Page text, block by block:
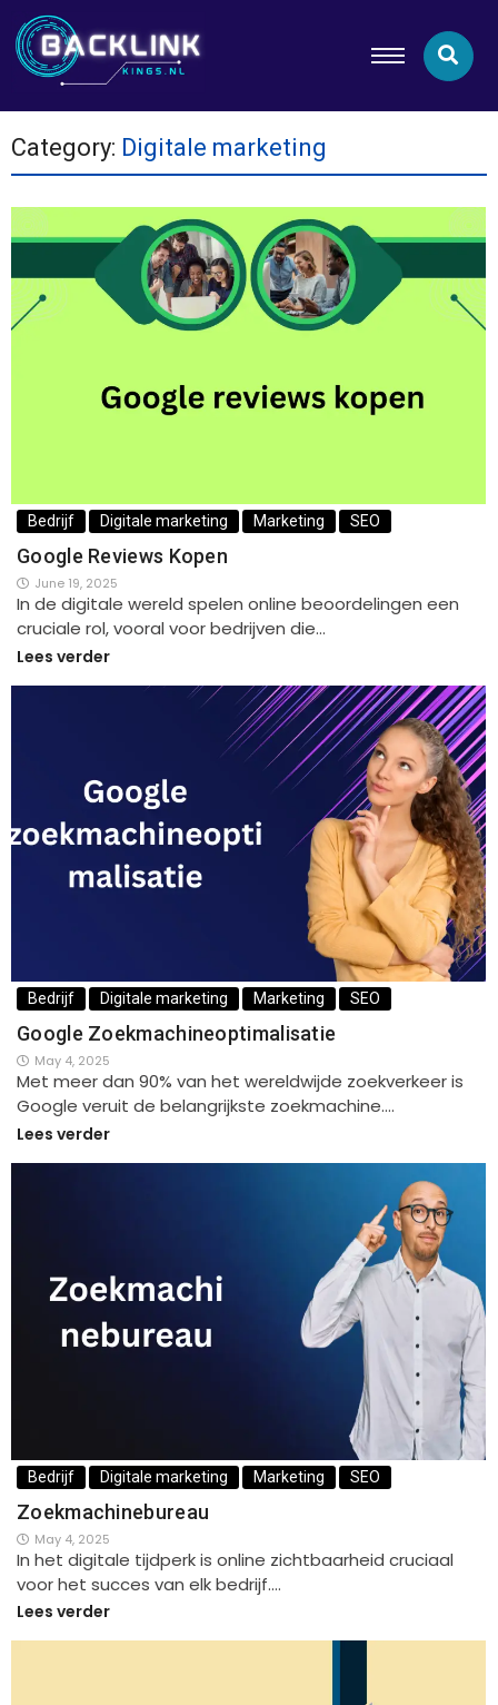
Category: Digitale marketing
Bedrijf Digitale marketing Marketing SEO
Google Reviews Kopen
June 19, 2025
In de digitale wereld spelen online beoordelingen een
cruciale rol, vooral voor bedrijven die…
Lees verder
Bedrijf Digitale marketing Marketing SEO
Google Zoekmachineoptimalisatie
May 4, 2025
Met meer dan 90% van het wereldwijde zoekverkeer is
Google veruit de belangrijkste zoekmachine.…
Lees verder
Bedrijf Digitale marketing Marketing SEO
Zoekmachinebureau
May 4, 2025
In het digitale tijdperk is online zichtbaarheid cruciaal
voor het succes van elk bedrijf.…
Lees verder